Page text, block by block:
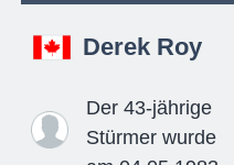
Derek Roy
Der 43-jährige
Stürmer wurde